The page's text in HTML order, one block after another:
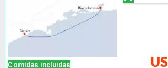
Comidas incluidas